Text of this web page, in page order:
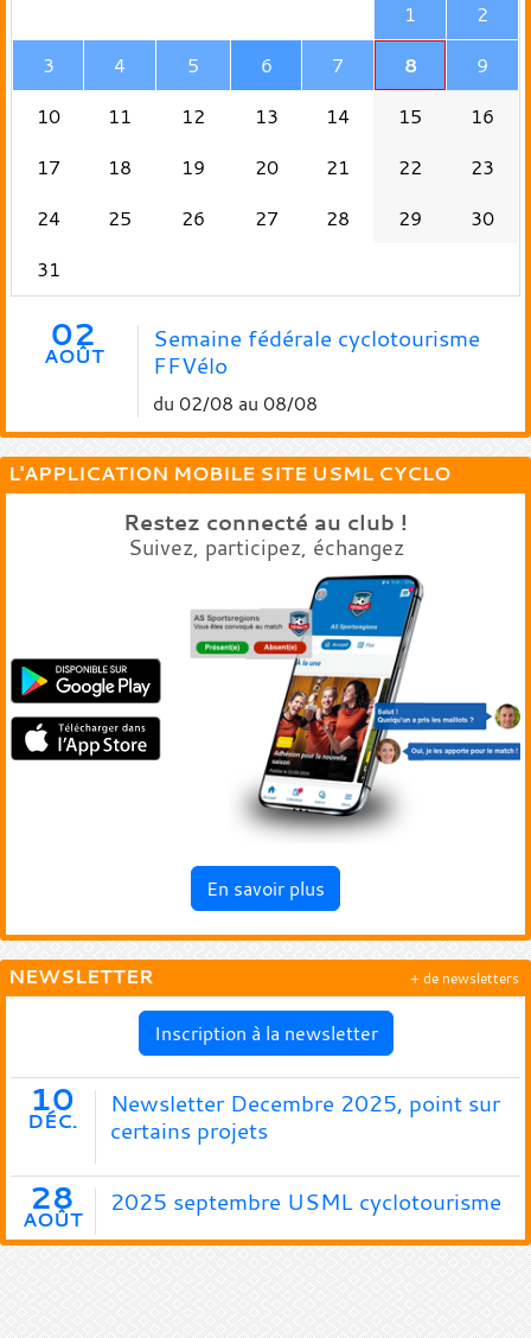
1
2
3
4 5 6 7 8
9
10
11 12 13 14 15
16
17
18 19 20 21 22
23
24
25 26 27 28 29
30
31
02
AOÛT
Semaine fédérale cyclotourisme
FFVélo
du 02/08 au 08/08
L'APPLICATION MOBILE SITE USML CYCLO
Restez connecté au club !
Suivez, participez, échangez
En savoir plus
NEWSLETTER
Inscription à la newsletter
10
DÉC.
Newsletter Decembre 2025, point sur
certains projets
28
AOÛT
2025 septembre USML cyclotourisme
+ de newsletters